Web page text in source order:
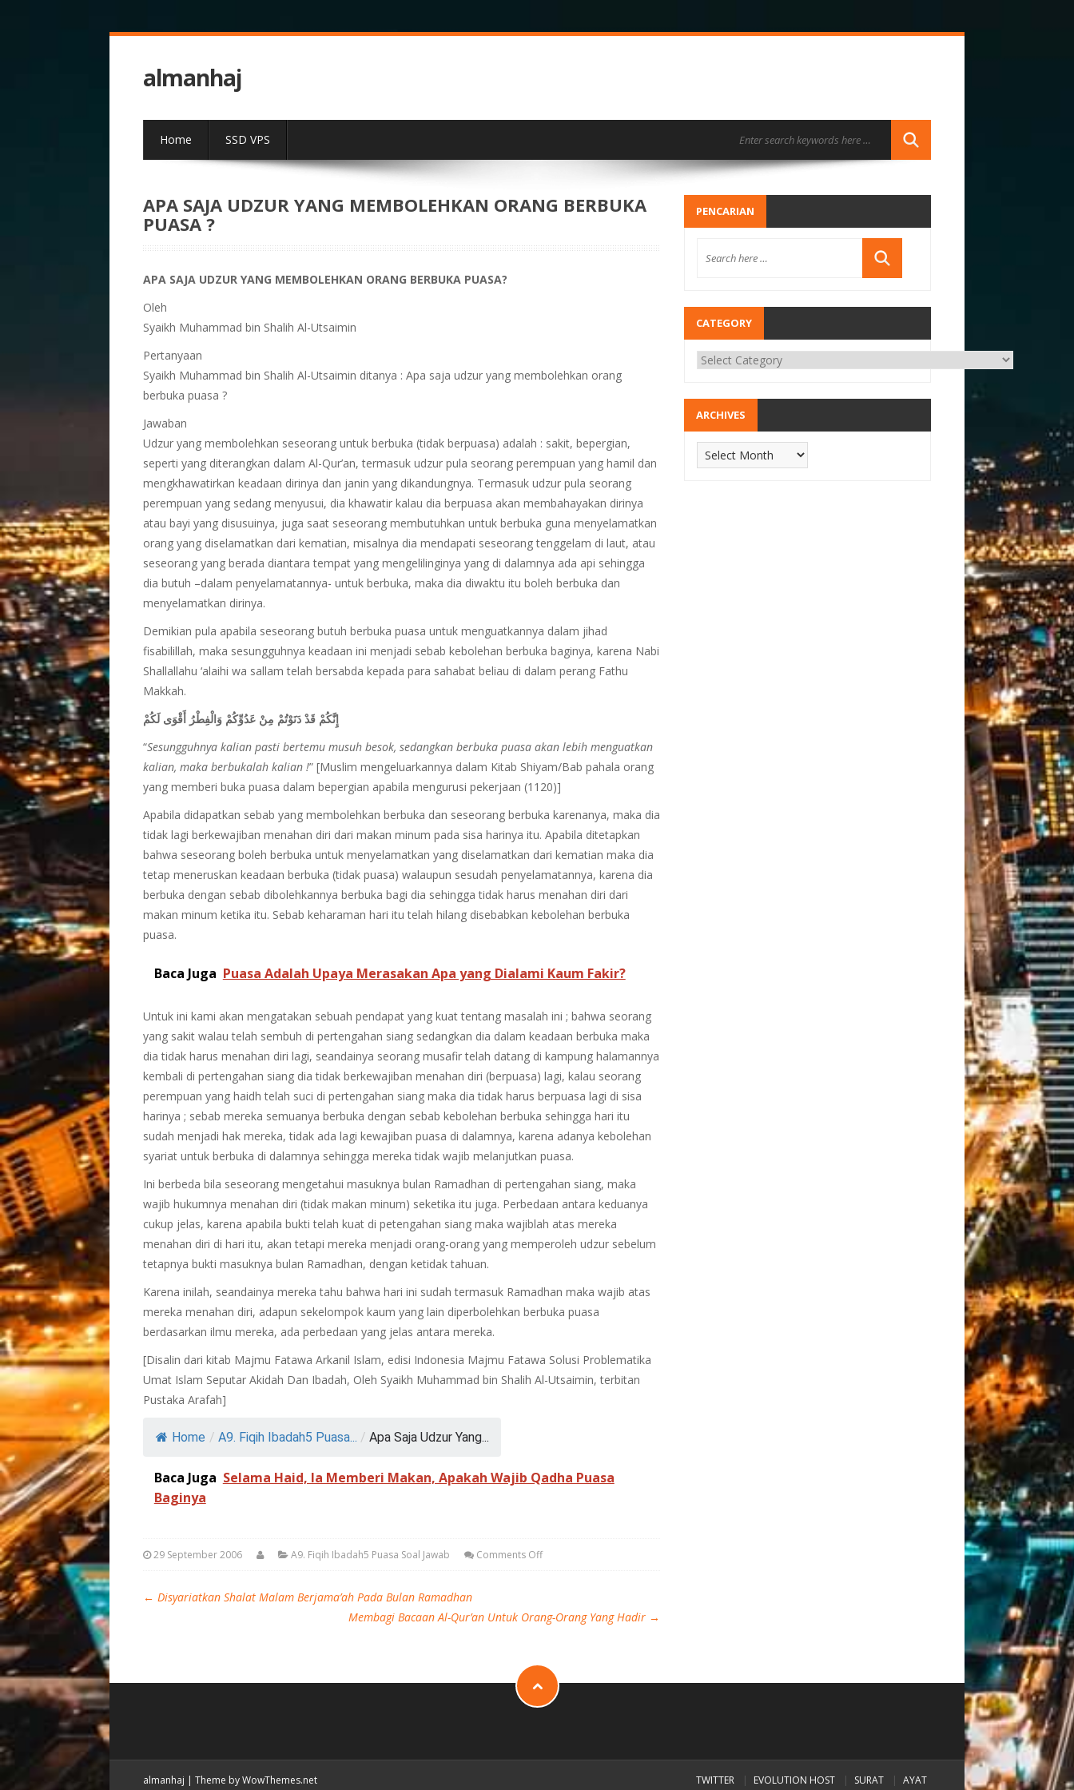
almanhaj
Home SSD VPS
APA SAJA UDZUR YANG MEMBOLEHKAN ORANG BERBUKA
PUASA ?
APA SAJA UDZUR YANG MEMBOLEHKAN ORANG BERBUKA PUASA?
Oleh
Syaikh Muhammad bin Shalih Al-Utsaimin
Pertanyaan
Syaikh Muhammad bin Shalih Al-Utsaimin ditanya : Apa saja udzur yang membolehkan orang
berbuka puasa ?
Jawaban
Udzur yang membolehkan seseorang untuk berbuka (tidak berpuasa) adalah : sakit, bepergian,
seperti yang diterangkan dalam Al-Qur’an, termasuk udzur pula seorang perempuan yang hamil dan
mengkhawatirkan keadaan dirinya dan janin yang dikandungnya. Termasuk udzur pula seorang
perempuan yang sedang menyusui, dia khawatir kalau dia berpuasa akan membahayakan dirinya
atau bayi yang disusuinya, juga saat seseorang membutuhkan untuk berbuka guna menyelamatkan
orang yang diselamatkan dari kematian, misalnya dia mendapati seseorang tenggelam di laut, atau
seseorang yang berada diantara tempat yang mengelilinginya yang di dalamnya ada api sehingga
dia butuh –dalam penyelamatannya- untuk berbuka, maka dia diwaktu itu boleh berbuka dan
menyelamatkan dirinya.
Demikian pula apabila seseorang butuh berbuka puasa untuk menguatkannya dalam jihad
fisabilillah, maka sesungguhnya keadaan ini menjadi sebab kebolehan berbuka baginya, karena Nabi
Shallallahu ‘alaihi wa sallam telah bersabda kepada para sahabat beliau di dalam perang Fathu
Makkah.
إِنَّكُمْ قَدْ دَنَوْتُمْ مِنْ عَدُوِّكُمْ وَالْفِطْرُ أَقْوَى لَكُمْ
“Sesungguhnya kalian pasti bertemu musuh besok, sedangkan berbuka puasa akan lebih menguatkan
kalian, maka berbukalah kalian !” [Muslim mengeluarkannya dalam Kitab Shiyam/Bab pahala orang
yang memberi buka puasa dalam bepergian apabila mengurusi pekerjaan (1120)]
Apabila didapatkan sebab yang membolehkan berbuka dan seseorang berbuka karenanya, maka dia
tidak lagi berkewajiban menahan diri dari makan minum pada sisa harinya itu. Apabila ditetapkan
bahwa seseorang boleh berbuka untuk menyelamatkan yang diselamatkan dari kematian maka dia
tetap meneruskan keadaan berbuka (tidak puasa) walaupun sesudah penyelamatannya, karena dia
berbuka dengan sebab dibolehkannya berbuka bagi dia sehingga tidak harus menahan diri dari
makan minum ketika itu. Sebab keharaman hari itu telah hilang disebabkan kebolehan berbuka
puasa.
Baca Juga Puasa Adalah Upaya Merasakan Apa yang Dialami Kaum Fakir?
Untuk ini kami akan mengatakan sebuah pendapat yang kuat tentang masalah ini ; bahwa seorang
yang sakit walau telah sembuh di pertengahan siang sedangkan dia dalam keadaan berbuka maka
dia tidak harus menahan diri lagi, seandainya seorang musafir telah datang di kampung halamannya
kembali di pertengahan siang dia tidak berkewajiban menahan diri (berpuasa) lagi, kalau seorang
perempuan yang haidh telah suci di pertengahan siang maka dia tidak harus berpuasa lagi di sisa
harinya ; sebab mereka semuanya berbuka dengan sebab kebolehan berbuka sehingga hari itu
sudah menjadi hak mereka, tidak ada lagi kewajiban puasa di dalamnya, karena adanya kebolehan
syariat untuk berbuka di dalamnya sehingga mereka tidak wajib melanjutkan puasa.
Ini berbeda bila seseorang mengetahui masuknya bulan Ramadhan di pertengahan siang, maka
wajib hukumnya menahan diri (tidak makan minum) seketika itu juga. Perbedaan antara keduanya
cukup jelas, karena apabila bukti telah kuat di petengahan siang maka wajiblah atas mereka
menahan diri di hari itu, akan tetapi mereka menjadi orang-orang yang memperoleh udzur sebelum
tetapnya bukti masuknya bulan Ramadhan, dengan ketidak tahuan.
Karena inilah, seandainya mereka tahu bahwa hari ini sudah termasuk Ramadhan maka wajib atas
mereka menahan diri, adapun sekelompok kaum yang lain diperbolehkan berbuka puasa
berdasarkan ilmu mereka, ada perbedaan yang jelas antara mereka.
[Disalin dari kitab Majmu Fatawa Arkanil Islam, edisi Indonesia Majmu Fatawa Solusi Problematika
Umat Islam Seputar Akidah Dan Ibadah, Oleh Syaikh Muhammad bin Shalih Al-Utsaimin, terbitan
Pustaka Arafah]
Home / A9. Fiqih Ibadah5 Puasa... / Apa Saja Udzur Yang...
Baca Juga Selama Haid, Ia Memberi Makan, Apakah Wajib Qadha Puasa
Baginya
29 September 2006 A9. Fiqih Ibadah5 Puasa Soal Jawab Comments Off
← Disyariatkan Shalat Malam Berjama’ah Pada Bulan Ramadhan
Membagi Bacaan Al-Qur’an Untuk Orang-Orang Yang Hadir →
PENCARIAN
CATEGORY
ARCHIVES
almanhaj | Theme by WowThemes.net TWITTER EVOLUTION HOST SURAT AYAT